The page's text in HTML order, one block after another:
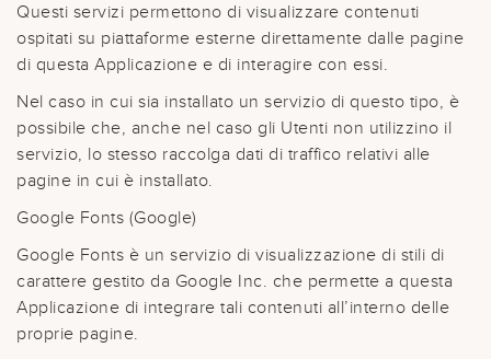
Questi servizi permettono di visualizzare contenuti
ospitati su piattaforme esterne direttamente dalle pagine
di questa Applicazione e di interagire con essi.
Nel caso in cui sia installato un servizio di questo tipo, è
possibile che, anche nel caso gli Utenti non utilizzino il
servizio, lo stesso raccolga dati di traffico relativi alle
pagine in cui è installato.
Google Fonts (Google)
Google Fonts è un servizio di visualizzazione di stili di
carattere gestito da Google Inc. che permette a questa
Applicazione di integrare tali contenuti all’interno delle
proprie pagine.